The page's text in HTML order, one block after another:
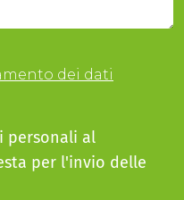
dei dati
personali al
per l'invio delle